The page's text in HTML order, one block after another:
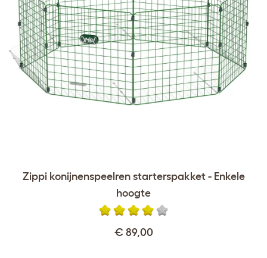
Zippi konijnenspeelren starterspakket - Enkele
hoogte
€ 89,00